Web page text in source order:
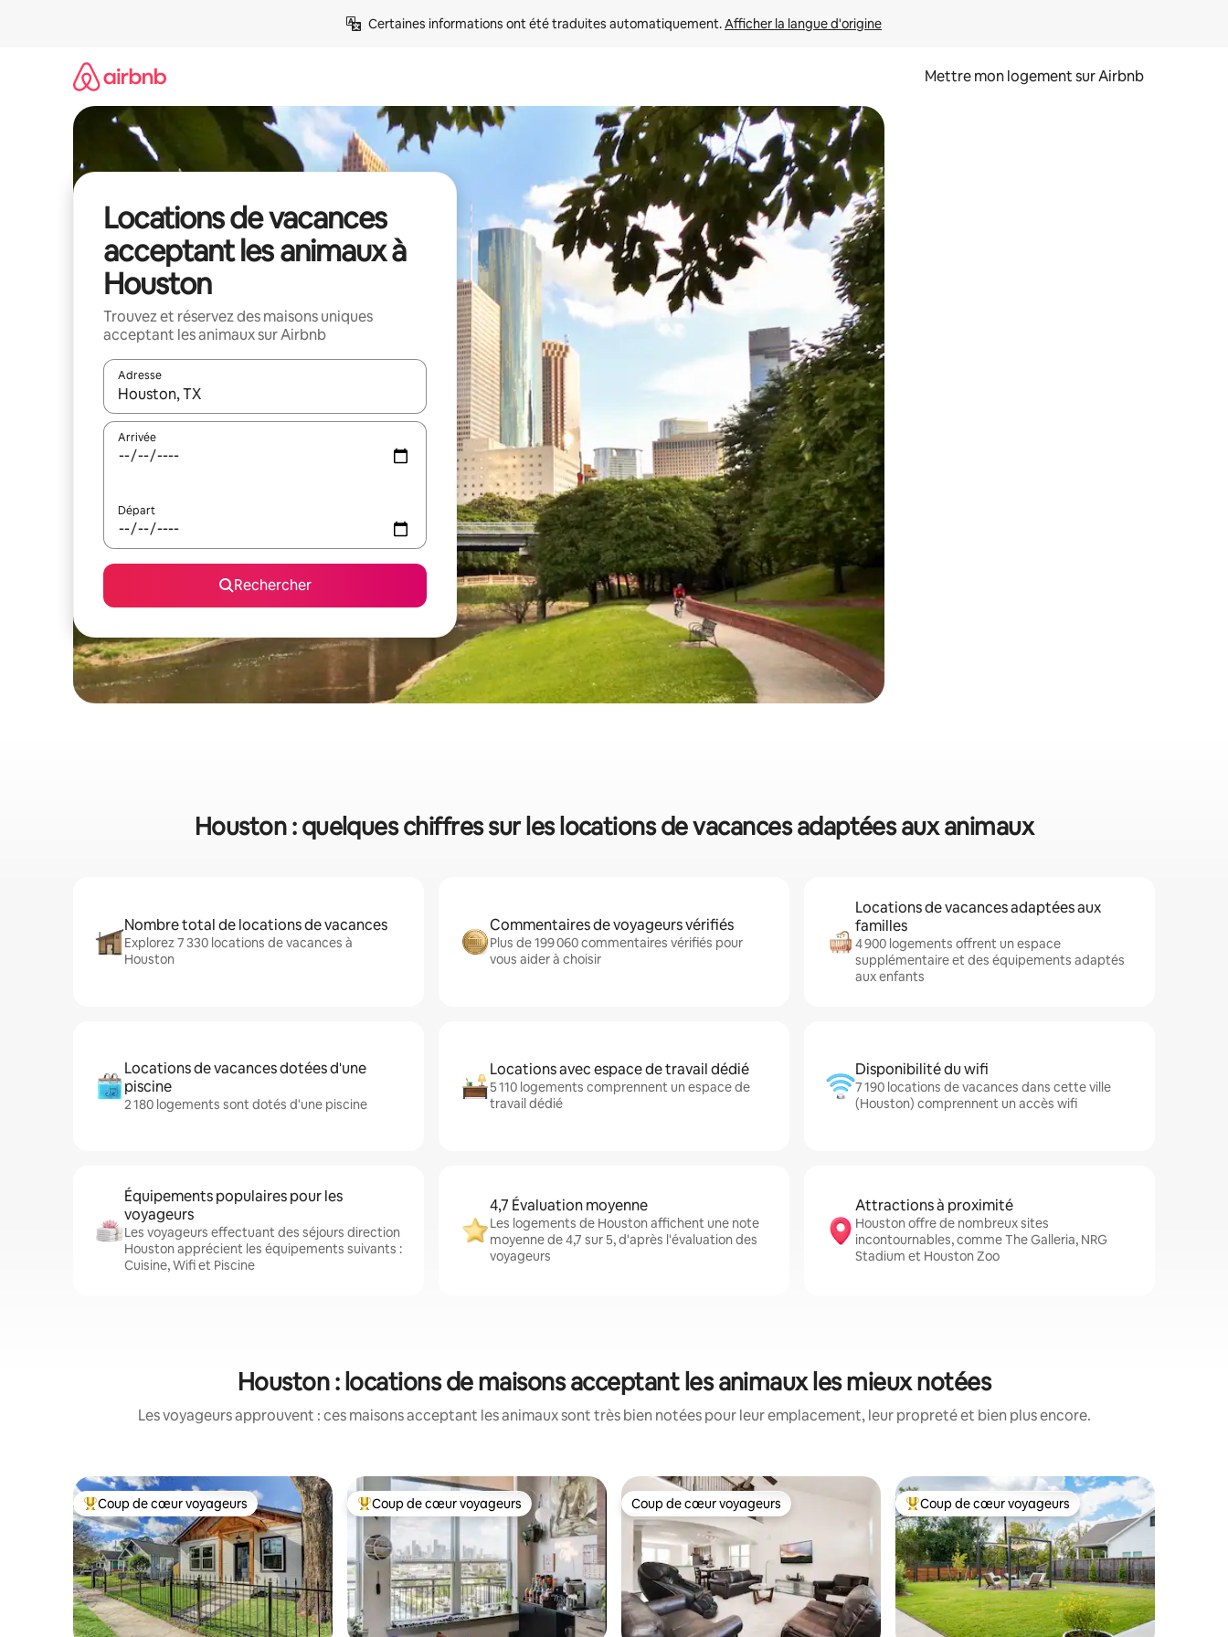
Certaines informations ont été traduites automatiquement. Afficher la langue d'origine
Mettre mon logement sur Airbnb
Locations de vacances
acceptant les animaux à
Houston
Trouvez et réservez des maisons uniques
acceptant les animaux sur Airbnb
Adresse
Lorsque les résultats s'affichent, utilisez les flèches vers le haut et vers le bas pour les parcourir ou en appuyant et en faisant glisser.
Arrivée
Départ
Rechercher
Houston : quelques chiffres sur les locations de vacances adaptées aux animaux
Nombre total de locations de vacances
Explorez 7 330 locations de vacances à
Houston
Commentaires de voyageurs vérifiés
Plus de 199 060 commentaires vérifiés pour
vous aider à choisir
Locations de vacances adaptées aux
familles
4 900 logements offrent un espace
supplémentaire et des équipements adaptés
aux enfants
Locations de vacances dotées d'une
piscine
2 180 logements sont dotés d'une piscine
Locations avec espace de travail dédié
5 110 logements comprennent un espace de
travail dédié
Disponibilité du wifi
7 190 locations de vacances dans cette ville
(Houston) comprennent un accès wifi
Équipements populaires pour les
voyageurs
Les voyageurs effectuant des séjours direction
Houston apprécient les équipements suivants :
Cuisine, Wifi et Piscine
4,7 Évaluation moyenne
Les logements de Houston affichent une note
moyenne de 4,7 sur 5, d'après l'évaluation des
voyageurs
Attractions à proximité
Houston offre de nombreux sites
incontournables, comme The Galleria, NRG
Stadium et Houston Zoo
Houston : locations de maisons acceptant les animaux les mieux notées
Les voyageurs approuvent : ces maisons acceptant les animaux sont très bien notées pour leur emplacement, leur propreté et bien plus encore.
Coups de cœur voyageurs les plus appréciés
Coup de cœur voyageurs Coups de cœur voyageurs les plus appréciés
Coup de cœur voyageurs Coup de cœur voyageurs
Coup de cœur voyageurs Coups de cœur voyageurs les plus appréciés
Coup de cœur voyageurs